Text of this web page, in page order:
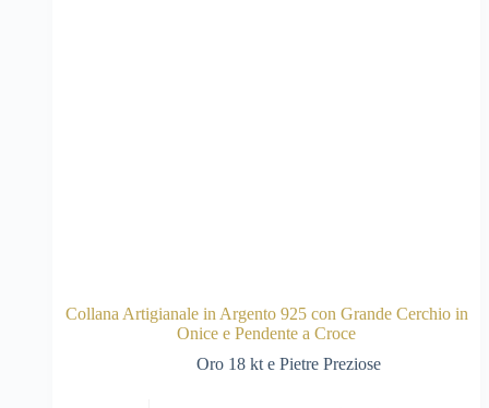
Collana Artigianale in Argento 925 con Grande Cerchio in
Onice e Pendente a Croce
Oro 18 kt e Pietre Preziose